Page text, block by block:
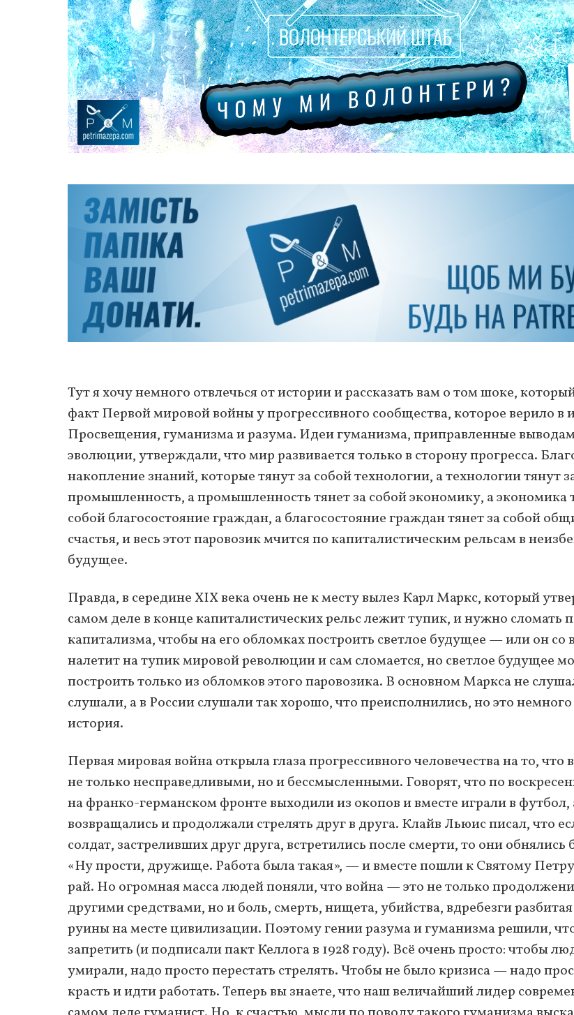
Тут я хочу немного отвлечься от истории и рассказать вам о том шоке,
факт Первой мировой войны у прогрессивного сообщества, которое верило в
Просвещения, гуманизма и разума. Идеи гуманизма, приправленные
эволюции, утверждали, что мир развивается только в сторону прогресса.
накопление знаний, которые тянут за собой технологии, а технологии тянут
промышленность, а промышленность тянет за собой экономику, а экономика
собой благосостояние граждан, а благосостояние граждан тянет за собой
счастья, и весь этот паровозик мчится по капиталистическим рельсам в
будущее.
Правда, в середине ХІХ века очень не к месту вылез Карл Маркс, который
самом деле в конце капиталистических рельс лежит тупик, и нужно сломать
капитализма, чтобы на его обломках построить светлое будущее — или он со
налетит на тупик мировой революции и сам сломается, но светлое будущее
построить только из обломков этого паровозика. В основном Маркса не
слушали, а в России слушали так хорошо, что преисполнились, но это
история.
Первая мировая война открыла глаза прогрессивного человечества на то,
не только несправедливыми, но и бессмысленными. Говорят, что по
на франко-германском фронте выходили из окопов и вместе играли в
возвращались и продолжали стрелять друг в друга. Клайв Льюис писал, что
солдат, застреливших друг друга, встретились после смерти, то они обнялись
«Ну прости, дружище. Работа была такая», — и вместе пошли к Святому Петру
рай. Но огромная масса людей поняли, что война — это не только
другими средствами, но и боль, смерть, нищета, убийства, вдребезги
руины на месте цивилизации. Поэтому гении разума и гуманизма решили,
запретить (и подписали пакт Келлога в 1928 году). Всё очень просто: чтобы
умирали, надо просто перестать стрелять. Чтобы не было кризиса — надо
красть и идти работать. Теперь вы знаете, что наш величайший лидер